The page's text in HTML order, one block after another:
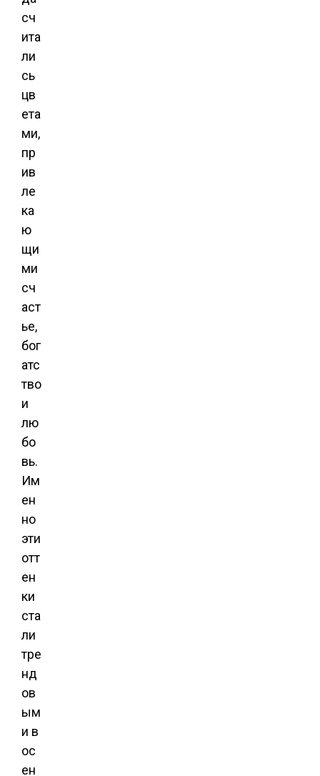
сч
ита
ли
сь
цв
ета
ми,
пр
ив
ле
ка
ю
щи
ми
сч
аст
ье,
бог
атс
тво
и
лю
бо
вь.
Им
ен
но
эти
отт
ен
ки
ста
ли
тре
нд
ов
ым
и в
ос
ен